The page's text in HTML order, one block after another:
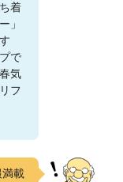
着
」
で
気
フ
満載